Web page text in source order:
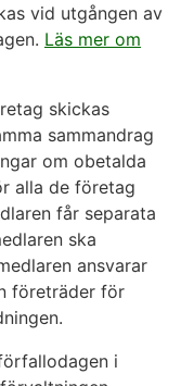
vid utgången av
Läs mer om
skickas
sammandrag
om obetalda
alla de företag
får separata
ska
ansvarar
företräder för
i